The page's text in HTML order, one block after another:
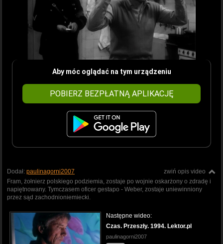
Aby móc oglądać na tym urządzeniu
POBIERZ BEZPŁATNĄ APLIKACJĘ
zwiń opis video
Dodał: paulinagorni2007
Fram, żołnierz polskiego podziemia, zostaje po wojnie oskarżony o zdradę i
napiętnowany. Tymczasem oficer gestapo - Weber, zostaje uniewinniony
przez sąd zachodnioniemiecki.
Następne wideo:
Czas. Przeszły. 1994. Lektor.pl
paulinagorni2007